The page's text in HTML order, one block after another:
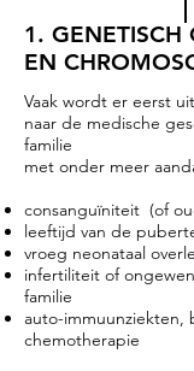
komt kijken
van een variatie
kenmerken.
uitgevoerde
onderzoeken
de verdere
en inschatting
langere termijn.
centra worden
Vaak wordt er eerst
naar de medische
familie
met onder meer
consanguïniteit (of
leeftijd van de
vroeg neonataal
infertiliteit of
familie
auto-immuunziekten,
chemotherapie
1. GENETISCH
EN